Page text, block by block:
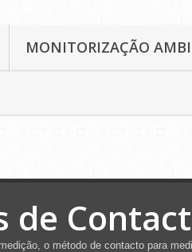
MONITORIZAÇÃO
de
o método de contacto para